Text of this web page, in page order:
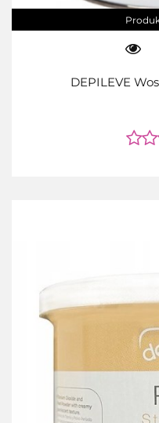
DEPILEVE